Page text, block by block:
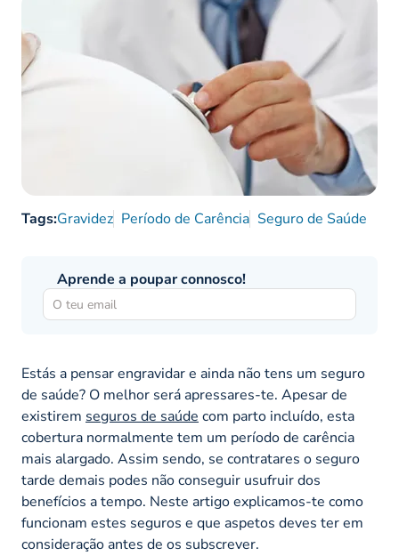
Tags:Gravidez Período de Carência Seguro de Saúde
Aprende a poupar connosco!
Estás a pensar engravidar e ainda não tens um seguro
de saúde? O melhor será apressares-te. Apesar de
existirem seguros de saúde com parto incluído, esta
cobertura normalmente tem um período de carência
mais alargado. Assim sendo, se contratares o seguro
tarde demais podes não conseguir usufruir dos
benefícios a tempo. Neste artigo explicamos-te como
funcionam estes seguros e que aspetos deves ter em
consideração antes de os subscrever.